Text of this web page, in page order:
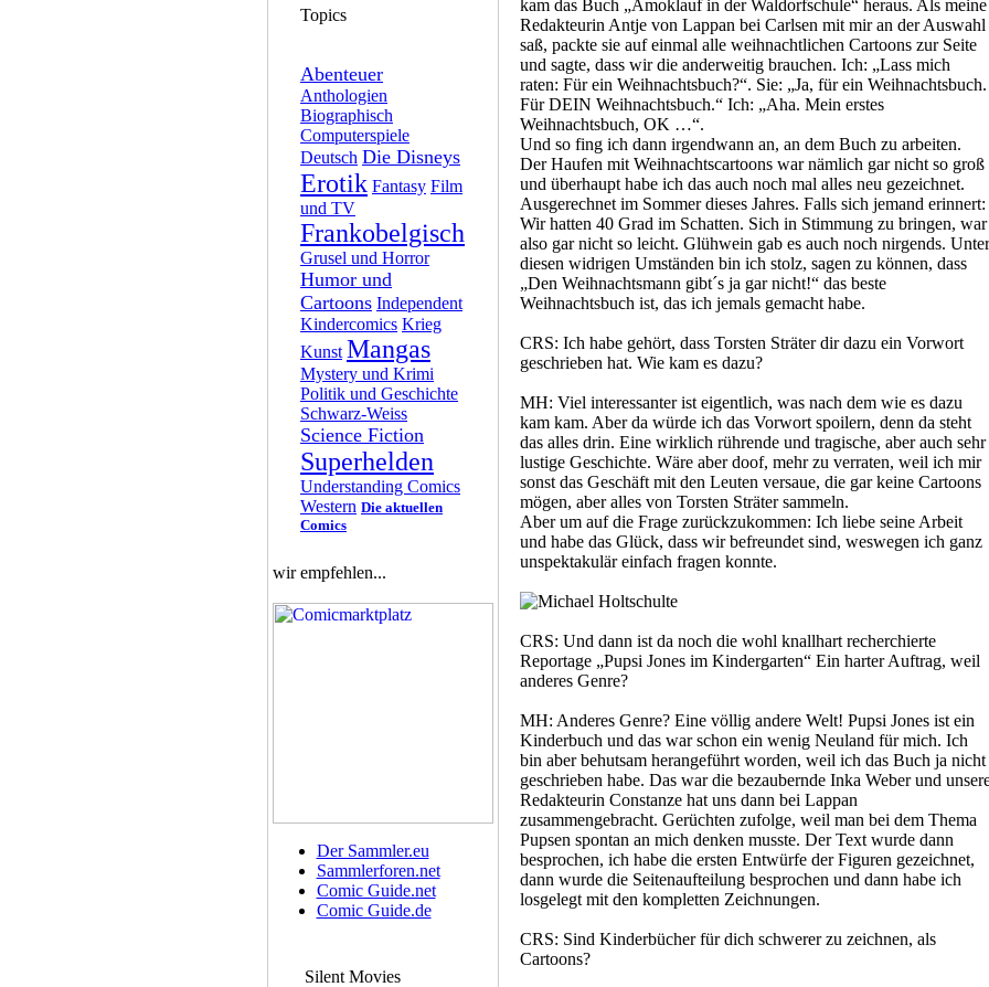
Topics
Abenteuer
Anthologien
Biographisch
Computerspiele
Deutsch Die Disneys
Erotik Fantasy Film
und TV
Frankobelgisch
Grusel und Horror
Humor und
Cartoons Independent
Kindercomics Krieg
Kunst Mangas
Mystery und Krimi
Politik und Geschichte
Schwarz-Weiss
Science Fiction
Superhelden
Understanding Comics
Western Die aktuellen
Comics
wir empfehlen...
Der Sammler.eu
Sammlerforen.net
Comic Guide.net
Comic Guide.de
Silent Movies
kam das Buch „Amoklauf in der Waldorfschule“ heraus. Als meine
Redakteurin Antje von Lappan bei Carlsen mit mir an der Auswahl
saß, packte sie auf einmal alle weihnachtlichen Cartoons zur Seite
und sagte, dass wir die anderweitig brauchen. Ich: „Lass mich
raten: Für ein Weihnachtsbuch?“. Sie: „Ja, für ein Weihnachtsbuch.
Für DEIN Weihnachtsbuch.“ Ich: „Aha. Mein erstes
Weihnachtsbuch, OK …“.
Und so fing ich dann irgendwann an, an dem Buch zu arbeiten.
Der Haufen mit Weihnachtscartoons war nämlich gar nicht so groß
und überhaupt habe ich das auch noch mal alles neu gezeichnet.
Ausgerechnet im Sommer dieses Jahres. Falls sich jemand erinnert:
Wir hatten 40 Grad im Schatten. Sich in Stimmung zu bringen, war
also gar nicht so leicht. Glühwein gab es auch noch nirgends. Unter
diesen widrigen Umständen bin ich stolz, sagen zu können, dass
„Den Weihnachtsmann gibt´s ja gar nicht!“ das beste
Weihnachtsbuch ist, das ich jemals gemacht habe.
CRS: Ich habe gehört, dass Torsten Sträter dir dazu ein Vorwort
geschrieben hat. Wie kam es dazu?
MH: Viel interessanter ist eigentlich, was nach dem wie es dazu
kam kam. Aber da würde ich das Vorwort spoilern, denn da steht
das alles drin. Eine wirklich rührende und tragische, aber auch sehr
lustige Geschichte. Wäre aber doof, mehr zu verraten, weil ich mir
sonst das Geschäft mit den Leuten versaue, die gar keine Cartoons
mögen, aber alles von Torsten Sträter sammeln.
Aber um auf die Frage zurückzukommen: Ich liebe seine Arbeit
und habe das Glück, dass wir befreundet sind, weswegen ich ganz
unspektakulär einfach fragen konnte.
CRS: Und dann ist da noch die wohl knallhart recherchierte
Reportage „Pupsi Jones im Kindergarten“ Ein harter Auftrag, weil
anderes Genre?
MH: Anderes Genre? Eine völlig andere Welt! Pupsi Jones ist ein
Kinderbuch und das war schon ein wenig Neuland für mich. Ich
bin aber behutsam herangeführt worden, weil ich das Buch ja nicht
geschrieben habe. Das war die bezaubernde Inka Weber und
Redakteurin Constanze hat uns dann bei Lappan
zusammengebracht. Gerüchten zufolge, weil man bei dem Thema
Pupsen spontan an mich denken musste. Der Text wurde dann
besprochen, ich habe die ersten Entwürfe der Figuren gezeichnet,
dann wurde die Seitenaufteilung besprochen und dann habe ich
losgelegt mit den kompletten Zeichnungen.
CRS: Sind Kinderbücher für dich schwerer zu zeichnen, als
Cartoons?